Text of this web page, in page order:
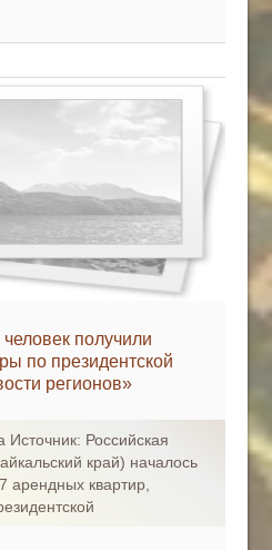
получили
по президентской
регионов»
Российская
край) началось
арендных квартир,